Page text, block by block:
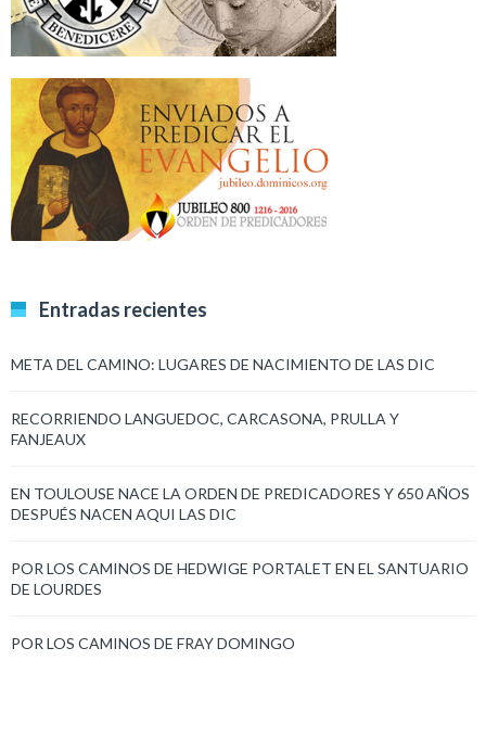
Entradas recientes
META DEL CAMINO: LUGARES DE NACIMIENTO DE LAS DIC
RECORRIENDO LANGUEDOC, CARCASONA, PRULLA Y
FANJEAUX
EN TOULOUSE NACE LA ORDEN DE PREDICADORES Y 650 AÑOS
DESPUÉS NACEN AQUI LAS DIC
POR LOS CAMINOS DE HEDWIGE PORTALET EN EL SANTUARIO
DE LOURDES
POR LOS CAMINOS DE FRAY DOMINGO